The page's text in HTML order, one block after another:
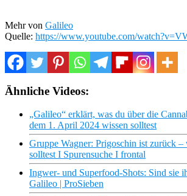
Mehr von Galileo
Quelle: https://www.youtube.com/
Ähnliche Videos:
„Galileo“ erklärt, was du über die
dem 1. April 2024 wissen solltest
Gruppe Wagner: Prigoschin ist zurück –
solltest I Spurensuche I frontal
Ingwer- und Superfood-Shots: Sind sie
Galileo | ProSieben